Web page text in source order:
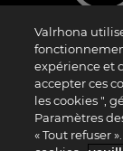
Le logo “Certified
but non lucratif,
Impact
performance
est précisé que B
Valrhona
expérience et
accepter ces
les cookies ",
Paramètres
« Tout refuser